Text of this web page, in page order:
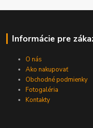
Informácie pre
O nás
Ako nakupovať
Obchodné podmienky
Fotogaléria
Kontakty